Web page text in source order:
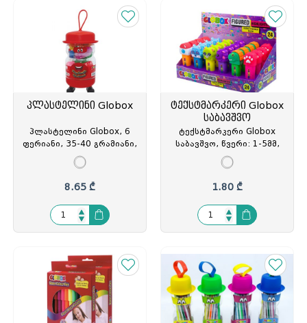
პლასტელინი Globox
პლასტელინი Globox, 6
ფერიანი, 35-40 გრამიანი,
ფორმებით,
არატოქსიკური,
პლასტიკურ ყუთaში,
თურქეთი, GLO-2989, GLO-
329893
8.65 ₾
ტექსტმარკერი Globox
საბავშვო
ტექსტმარკერი Globox
საბავშვო, წვერი: 1-5მმ,
სხვადასხვა ილუსტრაციით,
ფერადი, თურქეთი, GLO-
3418, GLO-334187
1.80 ₾